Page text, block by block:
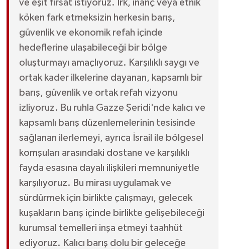
ve eşit fırsat istiyoruz. Irk, inanç veya etnik
köken fark etmeksizin herkesin barış,
güvenlik ve ekonomik refah içinde
hedeflerine ulaşabileceği bir bölge
oluşturmayı amaçlıyoruz. Karşılıklı saygı ve
ortak kader ilkelerine dayanan, kapsamlı bir
barış, güvenlik ve ortak refah vizyonu
izliyoruz. Bu ruhla Gazze Şeridi'nde kalıcı ve
kapsamlı barış düzenlemelerinin tesisinde
sağlanan ilerlemeyi, ayrıca İsrail ile bölgesel
komşuları arasındaki dostane ve karşılıklı
fayda esasına dayalı ilişkileri memnuniyetle
karşılıyoruz. Bu mirası uygulamak ve
sürdürmek için birlikte çalışmayı, gelecek
kuşakların barış içinde birlikte gelişebileceği
kurumsal temelleri inşa etmeyi taahhüt
ediyoruz. Kalıcı barış dolu bir geleceğe